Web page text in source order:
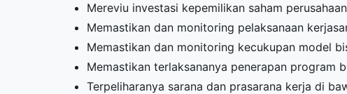
Mereviu investasi kepemilikan saham
Memastikan dan monitoring pelaksanaan
Memastikan dan monitoring kecukupan model
Memastikan terlaksananya penerapan program
Terpeliharanya sarana dan prasarana kerja di